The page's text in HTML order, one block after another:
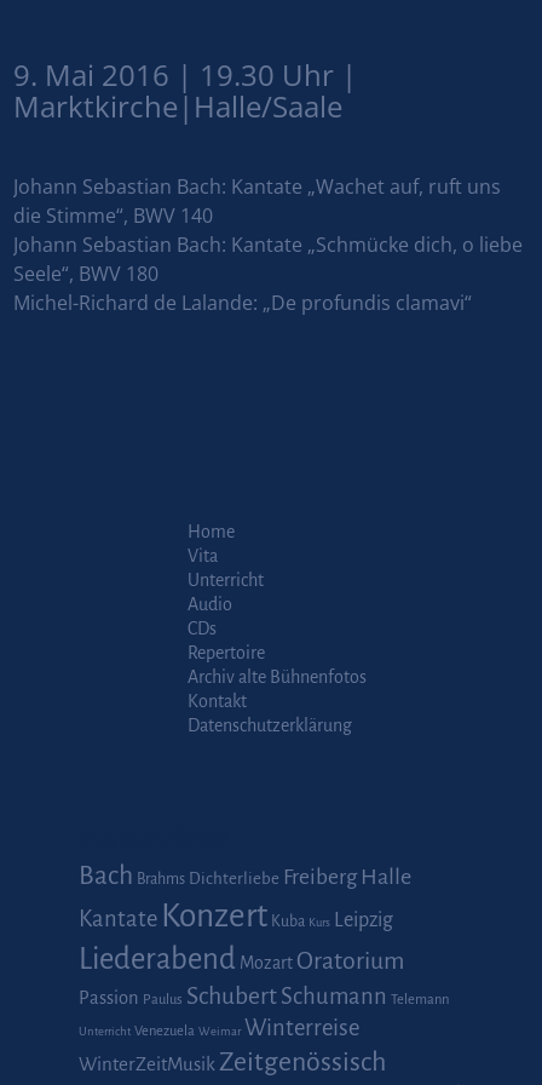
9. Mai 2016 | 19.30 Uhr |
Marktkirche|Halle/Saale
Johann Sebastian Bach: Kantate „Wachet auf, ruft uns
die Stimme“, BWV 140
Johann Sebastian Bach: Kantate „Schmücke dich, o liebe
Seele“, BWV 180
Michel-Richard de Lalande: „De profundis clamavi“
Home
Vita
Unterricht
Audio
CDs
Repertoire
Archiv alte Bühnenfotos
Kontakt
Datenschutzerklärung
Bach Brahms Dichterliebe Freiberg Halle
Kantate Konzert Kuba Kurs Leipzig
Liederabend Mozart Oratorium
Passion Paulus Schubert Schumann Telemann
Unterricht Venezuela Weimar Winterreise
WinterZeitMusik Zeitgenössisch